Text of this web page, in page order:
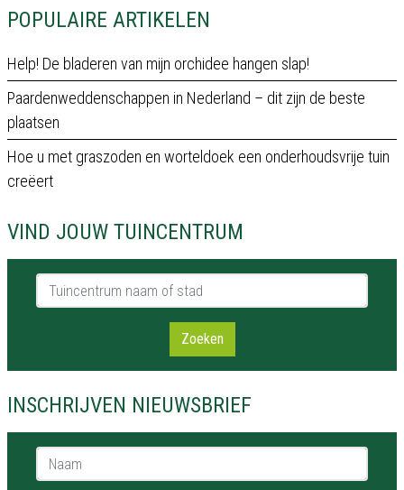
POPULAIRE ARTIKELEN
Help! De bladeren van mijn orchidee hangen slap!
Paardenweddenschappen in Nederland – dit zijn de beste
plaatsen
Hoe u met graszoden en worteldoek een onderhoudsvrije tuin
creëert
VIND JOUW TUINCENTRUM
Tuincentrum naam of stad
Zoeken
INSCHRIJVEN NIEUWSBRIEF
Naam *